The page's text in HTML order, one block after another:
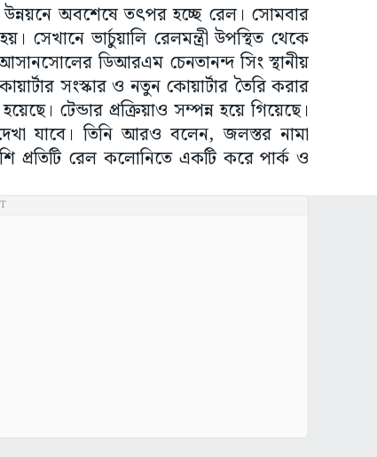
উন্নয়নে অবশেষে তৎপর হচ্ছে রেল। সোমবার
ভার্চুয়ালি রেলমন্ত্রী উপস্থিত থেকে
ডিআরএম চেনতানন্দ সিং স্থানীয়
সংস্কার ও নতুন কোয়ার্টার তৈরি করার
টেন্ডার প্রক্রিয়াও সম্পন্ন হয়ে গিয়েছে।
যাবে। তিনি আরও বলেন, জলস্তর নামা
প্রতিটি রেল কলোনিতে একটি করে পার্ক ও